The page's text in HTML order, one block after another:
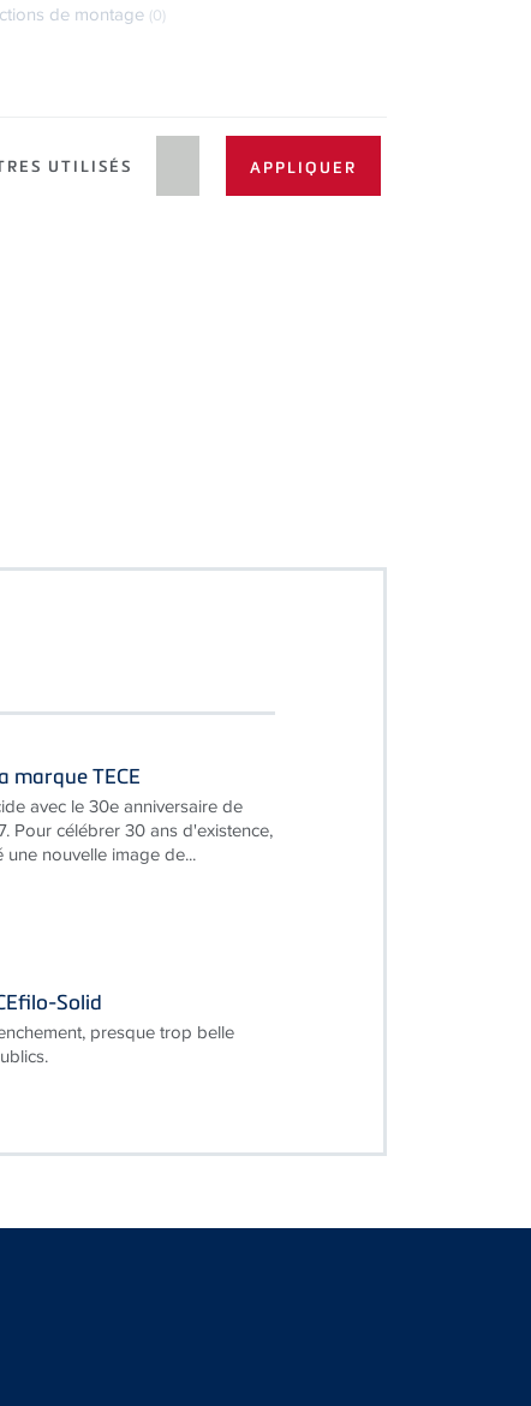
de montage (0)
UTILISÉS
marque TECE
avec le 30e anniversaire de
Pour célébrer 30 ans d'existence,
nouvelle image de...
Solid
presque trop belle